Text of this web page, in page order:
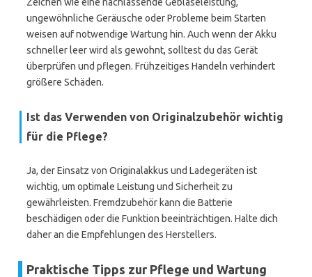
ungewöhnliche Geräusche oder Probleme beim Starten
weisen auf notwendige Wartung hin. Auch wenn der Akku
schneller leer wird als gewohnt, solltest du das Gerät
überprüfen und pflegen. Frühzeitiges Handeln verhindert
größere Schäden.
Ist das Verwenden von Originalzubehör wichtig
für die Pflege?
Ja, der Einsatz von Originalakkus und Ladegeräten ist
wichtig, um optimale Leistung und Sicherheit zu
gewährleisten. Fremdzubehör kann die Batterie
beschädigen oder die Funktion beeinträchtigen. Halte dich
daher an die Empfehlungen des Herstellers.
Praktische Tipps zur Pflege und Wartung